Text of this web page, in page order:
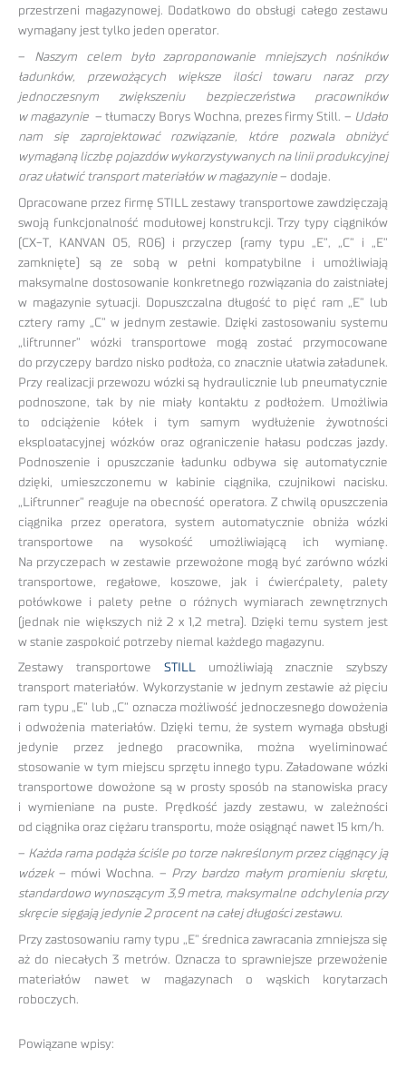
przestrzeni magazynowej. Dodatkowo do obsługi całego zestawu
wymagany jest tylko jeden operator.
– Naszym celem było zaproponowanie mniejszych nośników
ładunków, przewożących większe ilości towaru naraz przy
jednoczesnym zwiększeniu bezpieczeństwa pracowników
w magazynie – tłumaczy Borys Wochna, prezes firmy Still. – Udało
nam się zaprojektować rozwiązanie, które pozwala obniżyć
wymaganą liczbę pojazdów wykorzystywanych na linii produkcyjnej
oraz ułatwić transport materiałów w magazynie – dodaje.
Opracowane przez firmę STILL zestawy transportowe zawdzięczają
swoją funkcjonalność modułowej konstrukcji. Trzy typy ciągników
(CX-T, KANVAN 05, R06) i przyczep (ramy typu „E”, „C” i „E”
zamknięte) są ze sobą w pełni kompatybilne i umożliwiają
maksymalne dostosowanie konkretnego rozwiązania do zaistniałej
w magazynie sytuacji. Dopuszczalna długość to pięć ram „E” lub
cztery ramy „C” w jednym zestawie. Dzięki zastosowaniu systemu
„liftrunner” wózki transportowe mogą zostać przymocowane
do przyczepy bardzo nisko podłoża, co znacznie ułatwia załadunek.
Przy realizacji przewozu wózki są hydraulicznie lub pneumatycznie
podnoszone, tak by nie miały kontaktu z podłożem. Umożliwia
to odciążenie kółek i tym samym wydłużenie żywotności
eksploatacyjnej wózków oraz ograniczenie hałasu podczas jazdy.
Podnoszenie i opuszczanie ładunku odbywa się automatycznie
dzięki, umieszczonemu w kabinie ciągnika, czujnikowi nacisku.
„Liftrunner” reaguje na obecność operatora. Z chwilą opuszczenia
ciągnika przez operatora, system automatycznie obniża wózki
transportowe na wysokość umożliwiającą ich wymianę.
Na przyczepach w zestawie przewożone mogą być zarówno wózki
transportowe, regałowe, koszowe, jak i ćwierćpalety, palety
połówkowe i palety pełne o różnych wymiarach zewnętrznych
(jednak nie większych niż 2 x 1,2 metra). Dzięki temu system jest
w stanie zaspokoić potrzeby niemal każdego magazynu.
Zestawy transportowe STILL umożliwiają znacznie szybszy
transport materiałów. Wykorzystanie w jednym zestawie aż pięciu
ram typu „E” lub „C” oznacza możliwość jednoczesnego dowożenia
i odwożenia materiałów. Dzięki temu, że system wymaga obsługi
jedynie przez jednego pracownika, można wyeliminować
stosowanie w tym miejscu sprzętu innego typu. Załadowane wózki
transportowe dowożone są w prosty sposób na stanowiska pracy
i wymieniane na puste. Prędkość jazdy zestawu, w zależności
od ciągnika oraz ciężaru transportu, może osiągnąć nawet 15 km/h.
– Każda rama podąża ściśle po torze nakreślonym przez ciągnący ją
wózek– mówi Wochna. – Przy bardzo małym promieniu skrętu,
standardowo wynoszącym 3,9 metra, maksymalne odchylenia przy
skręcie sięgają jedynie 2 procent na całej długości zestawu.
Przy zastosowaniu ramy typu „E” średnica zawracania zmniejsza się
aż do niecałych 3 metrów. Oznacza to sprawniejsze przewożenie
materiałów nawet w magazynach o wąskich korytarzach
roboczych.
Powiązane wpisy: